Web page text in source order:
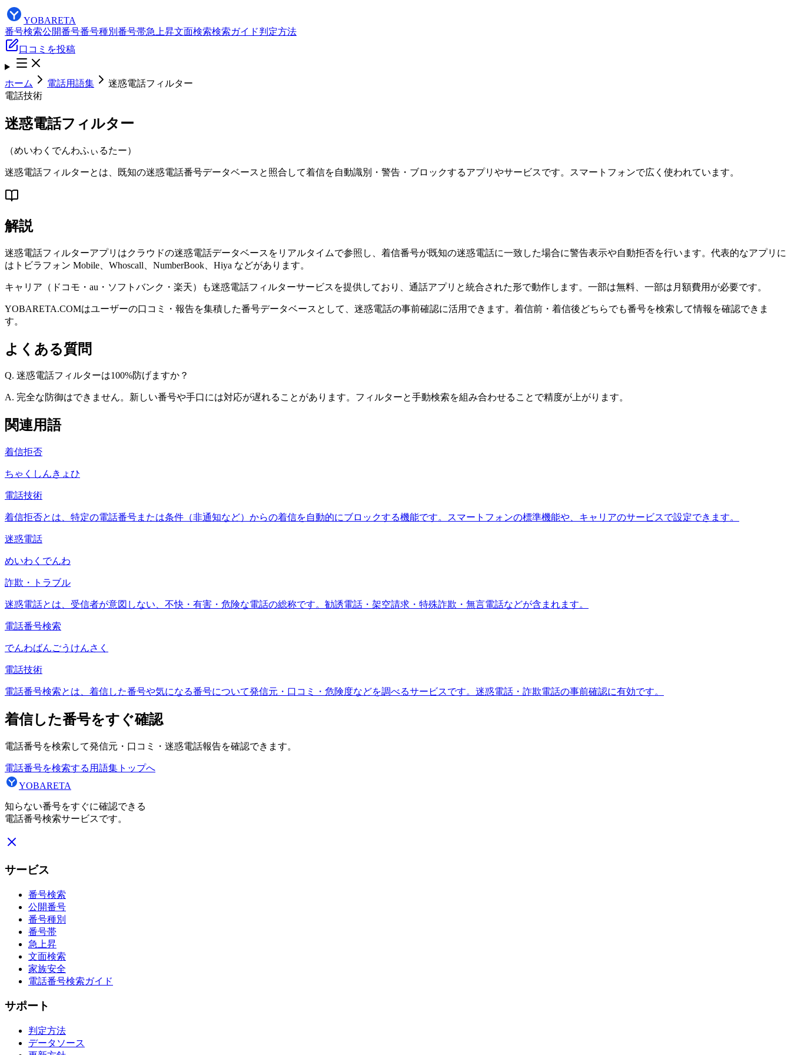
YOBARETA
番号検索公開番号番号種別 番号帯急上昇文面検索検索ガイド判定方法
口コミを投稿
ホーム 電話用語集
迷惑電話フィルター
電話技術
迷惑電話フィルター
（めいわくでんわふぃるたー）
迷惑電話フィルターとは、既知の迷惑電話番号データベースと照合して着信を自動識別・警告・ブロックするアプリやサービスです。スマートフォンで広く使われています。
解説
迷惑電話フィルターアプリはクラウドの迷惑電話データベースをリアルタイムで参照し、着信番号が既知の迷惑電話に一致した場合に警告表示や自動拒否を行います。代表的なアプリに
はトビラフォン Mobile、Whoscall、NumberBook、Hiya などがあります。
キャリア（ドコモ・au・ソフトバンク・楽天）も迷惑電話フィルターサービスを提供しており、通話アプリと統合された形で動作します。一部は無料、一部は月額費用が必要です。
YOBARETA.COMはユーザーの口コミ・報告を集積した番号データベースとして、迷惑電話の事前確認に活用できます。着信前・着信後どちらでも番号を検索して情報を確認できま
す。
よくある質問
Q. 迷惑電話フィルターは100%防げますか？
A. 完全な防御はできません。新しい番号や手口には対応が遅れることがあります。フィルターと手動検索を組み合わせることで精度が上がります。
関連用語
着信拒否
ちゃくしんきょひ
電話技術
着信拒否とは、特定の電話番号または条件（非通知など）からの着信を自動的にブロックする機能です。スマートフォンの標準機能や、キャリアのサービスで設定できます。
迷惑電話
めいわくでんわ
詐欺・トラブル
迷惑電話とは、受信者が意図しない、不快・有害・危険な電話の総称です。勧誘電話・架空請求・特殊詐欺・無言電話などが含まれます。
電話番号検索
でんわばんごうけんさく
電話技術
電話番号検索とは、着信した番号や気になる番号について発信元・口コミ・危険度などを調べるサービスです。迷惑電話・詐欺電話の事前確認に有効です。
着信した番号をすぐ確認
電話番号を検索して発信元・口コミ・迷惑電話報告を確認できます。
電話番号を検索する 用語集トップへ
YOBARETA
知らない番号をすぐに確認できる
電話番号検索サービスです。
サービス
番号検索
公開番号
番号種別
番号帯
急上昇
文面検索
家族安全
電話番号検索ガイド
サポート
判定方法
データソース